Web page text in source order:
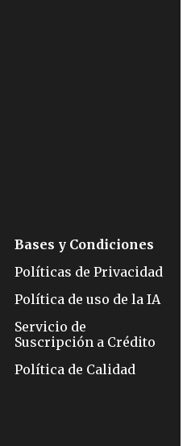
Bases y Condiciones
Políticas de Privacidad
Política de uso de la IA
Servicio de
Suscripción a Crédito
Política de Calidad